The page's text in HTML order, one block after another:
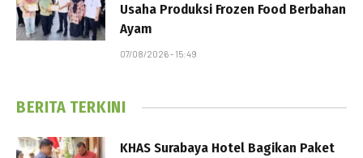
Usaha Produksi Frozen Food Berbahan
Ayam
07/08/2026 - 15:49
BERITA TERKINI
KHAS Surabaya Hotel Bagikan Paket